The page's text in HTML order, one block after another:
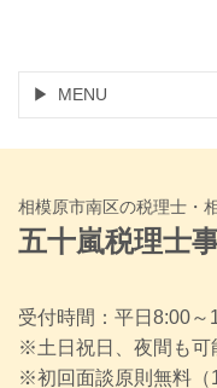
MENU
相模原市南区の税理士・
五十嵐税理士
受付時間：平日8:00～
※土日祝日、夜間も可
※初回面談原則無料（